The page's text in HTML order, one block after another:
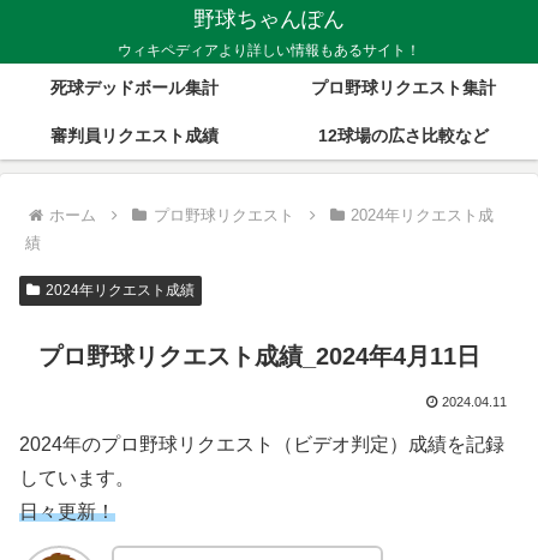
野球ちゃんぽん
ウィキペディアより詳しい情報もあるサイト！
死球デッドボール集計 プロ野球リクエスト集計
審判員リクエスト成績 12球場の広さ比較など
ホーム プロ野球リクエスト
2024年リクエスト成
績
2024年リクエスト成績
プロ野球リクエスト成績_2024年4月11日
2024.04.11
2024年のプロ野球リクエスト（ビデオ判定）成績を記録
しています。
日々更新！